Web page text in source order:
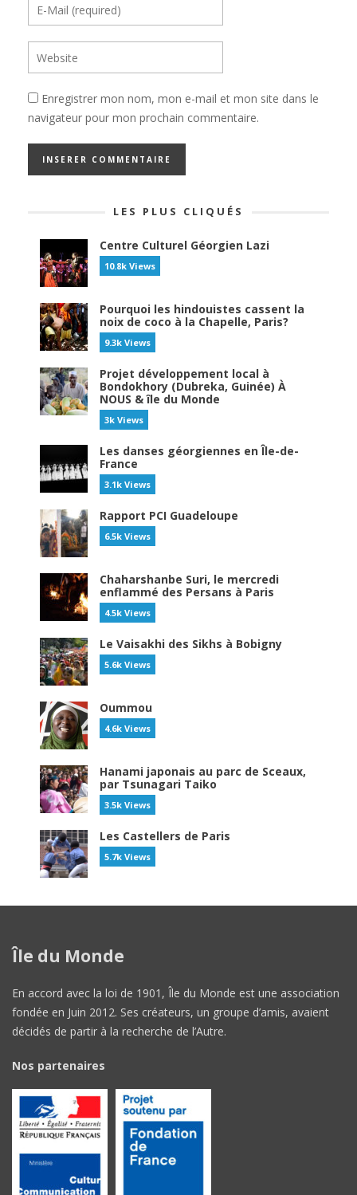
Enregistrer mon nom, mon e-mail et mon site dans le
navigateur pour mon prochain commentaire.
LES PLUS CLIQUÉS
Centre Culturel Géorgien Lazi
10.8k Views
Pourquoi les hindouistes cassent la
noix de coco à la Chapelle, Paris?
9.3k Views
Projet développement local à
Bondokhory (Dubreka, Guinée) À
NOUS & île du Monde
3k Views
Les danses géorgiennes en Île-de-
France
3.1k Views
Rapport PCI Guadeloupe
6.5k Views
Chaharshanbe Suri, le mercredi
enflammé des Persans à Paris
4.5k Views
Le Vaisakhi des Sikhs à Bobigny
5.6k Views
Oummou
4.6k Views
Hanami japonais au parc de Sceaux,
par Tsunagari Taiko
3.5k Views
Les Castellers de Paris
5.7k Views
Île du Monde
En accord avec la loi de 1901, Île du Monde est une association
fondée en Juin 2012. Ses créateurs, un groupe d’amis, avaient
décidés de partir à la recherche de l’Autre.
Nos partenaires